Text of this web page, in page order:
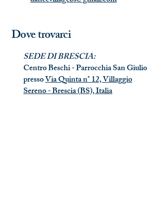
Dove trovarci
SEDE DI BRESCIA:
Centro Beschi - Parrocchia San Giulio
pressoVia Quinta n° 12, Villaggio
Sereno - Brescia (BS), Italia